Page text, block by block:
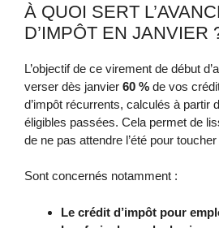
À QUOI SERT
D’IMPÔT EN JANVIER
L’objectif de ce virement de début
verser dès janvier 60 % de vos
d’impôt récurrents, calculés à partir
éligibles passées. Cela permet de
de ne pas attendre l’été pour
Sont concernés notamment :
Le crédit d’impôt pour